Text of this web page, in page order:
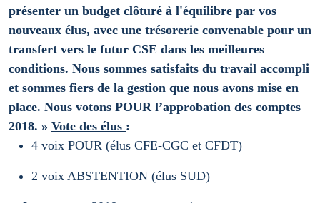
présenter un budget clôturé à l'équilibre par vos
nouveaux élus, avec une trésorerie convenable pour un
transfert vers le futur CSE dans les meilleures
conditions. Nous sommes satisfaits du travail accompli
et sommes fiers de la gestion que nous avons mise en
place. Nous votons POUR l’approbation des comptes
2018. » Vote des élus :
4 voix POUR (élus CFE-CGC et CFDT)
2 voix ABSTENTION (élus SUD)